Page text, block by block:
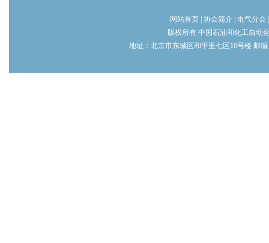
网站首页 协会简介 电气分会
版权所有 中国石油和化工自动
地址：北京市东城区和平里七区16号楼 邮编